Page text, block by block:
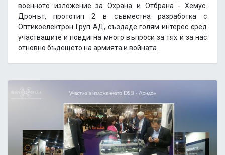
военното изложение за Охрана и Отбрана - Хемус.
Дронът, прототип 2 в съвместна разработка с
Оптикоелектрон Груп АД, създаде голям интерес сред
участващите и повдигна много въпроси за тях и за нас
отновно бъдещето на армията и войната.